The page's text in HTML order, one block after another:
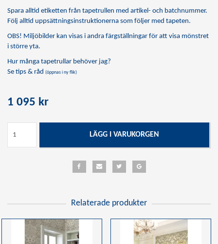
Spara alltid etiketten från tapetrullen med artikel- och batchnummer.
Följ alltid uppsättningsinstruktionerna som följer med tapeten.
OBS! Miljöbilder kan visas i andra färgställningar för att visa mönstret
i större yta.
Hur många tapetrullar behöver jag?
Se tips & råd (öppnas i ny flik)
1 095 kr
LÄGG I VARUKORGEN
Relaterade produkter